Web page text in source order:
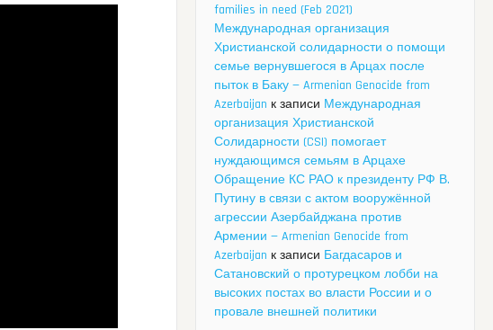
families in need (Feb 2021)
Международная организация
Христианской солидарности о помощи
семье вернувшегося в Арцах после
пыток в Баку — Armenian Genocide from
Azerbaijan к записи Международная
организация Христианской
Солидарности (CSI) помогает
нуждающимся семьям в Арцахе
Обращение КС РАО к президенту РФ В.
Путину в связи с актом вооружённой
агрессии Азербайджана против
Армении — Armenian Genocide from
Azerbaijan к записи Багдасаров и
Сатановский о протурецком лобби на
высоких постах во власти России и о
провале внешней политики